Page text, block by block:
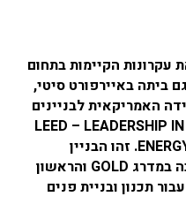
עקרונות הקיימות בתחום
ביתה באיירפורט סיטי,
האמריקאית לבניינים
ירוקים, המוכרת ברחבי העולם – LEED – LEADERSHIP IN
ENERGY & ENVIRONMENTAL DESIGN. זהו הבניין
השלישי בישראל הזוכה בהסמכה במדרג GOLD והראשון
בארץ לזכות בהסמכה של LEED עבור תכנון ובניית פנים